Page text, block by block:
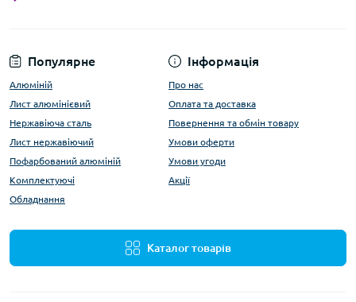
Популярне
Алюміній
Лист алюмінієвий
Нержавіюча сталь
Лист нержавіючий
Пофарбований алюміній
Комплектуючі
Обладнання
Інформація
Про нас
Оплата та доставка
Повернення та обмін товару
Умови оферти
Умови угоди
Акції
Каталог товарів